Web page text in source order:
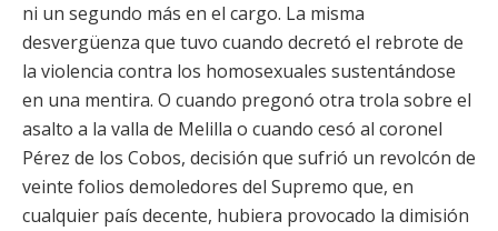
ni un segundo más en el cargo. La misma
desvergüenza que tuvo cuando decretó el rebrote de
la violencia contra los homosexuales sustentándose
en una mentira. O cuando pregonó otra trola sobre el
asalto a la valla de Melilla o cuando cesó al coronel
Pérez de los Cobos, decisión que sufrió un revolcón de
veinte folios demoledores del Supremo que, en
cualquier país decente, hubiera provocado la dimisión